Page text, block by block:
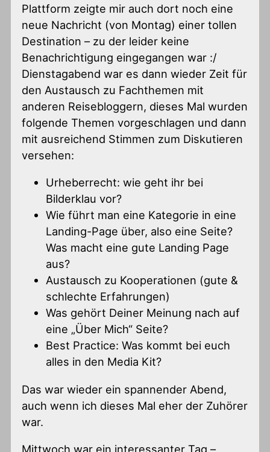
Plattform zeigte mir auch dort noch eine
neue Nachricht (von Montag) einer tollen
Destination – zu der leider keine
Benachrichtigung eingegangen war :/
Dienstagabend war es dann wieder Zeit für
den Austausch zu Fachthemen mit
anderen Reisebloggern, dieses Mal wurden
folgende Themen vorgeschlagen und dann
mit ausreichend Stimmen zum Diskutieren
versehen:
Urheberrecht: wie geht ihr bei
Bilderklau vor?
Wie führt man eine Kategorie in eine
Landing-Page über, also eine Seite?
Was macht eine gute Landing Page
aus?
Austausch zu Kooperationen (gute &
schlechte Erfahrungen)
Was gehört Deiner Meinung nach auf
eine „Über Mich“ Seite?
Best Practice: Was kommt bei euch
alles in den Media Kit?
Das war wieder ein spannender Abend,
auch wenn ich dieses Mal eher der Zuhörer
war.
Mittwoch war ein interessanter Tag –